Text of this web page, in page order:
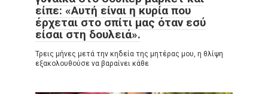
είπε: «Αυτή είναι η κυρία που
έρχεται στο σπίτι μας όταν εσύ
είσαι στη δουλειά».
Τρεις μήνες μετά την κηδεία της μητέρας μου, η θλίψη
εξακολουθούσε να βαραίνει κάθε